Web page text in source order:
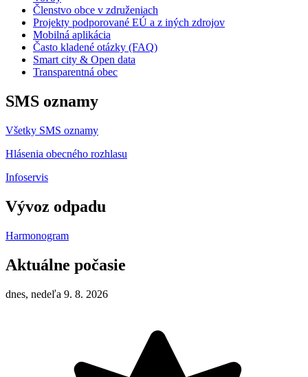
Členstvo obce v združeniach
Projekty podporované EÚ a z iných zdrojov
Mobilná aplikácia
Často kladené otázky (FAQ)
Smart city & Open data
Transparentná obec
SMS oznamy
Všetky SMS oznamy
Hlásenia obecného rozhlasu
Infoservis
Vývoz odpadu
Harmonogram
Aktuálne počasie
dnes, nedeľa 9. 8. 2026